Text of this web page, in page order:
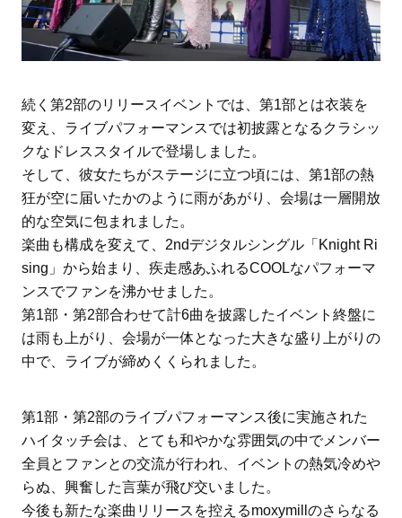
続く第2部のリリースイベントでは、第1部とは衣装を
変え、ライブパフォーマンスでは初披露となるクラシッ
クなドレススタイルで登場しました。
そして、彼女たちがステージに立つ頃には、第1部の熱
狂が空に届いたかのように雨があがり、会場は一層開放
的な空気に包まれました。
楽曲も構成を変えて、2ndデジタルシングル「Knight Ri
sing」から始まり、疾走感あふれるCOOLなパフォーマ
ンスでファンを沸かせました。
第1部・第2部合わせて計6曲を披露したイベント終盤に
は雨も上がり、会場が一体となった大きな盛り上がりの
中で、ライブが締めくくられました。
第1部・第2部のライブパフォーマンス後に実施された
ハイタッチ会は、とても和やかな雰囲気の中でメンバー
全員とファンとの交流が行われ、イベントの熱気冷めや
らぬ、興奮した言葉が飛び交いました。
今後も新たな楽曲リリースを控えるmoxymillのさらなる